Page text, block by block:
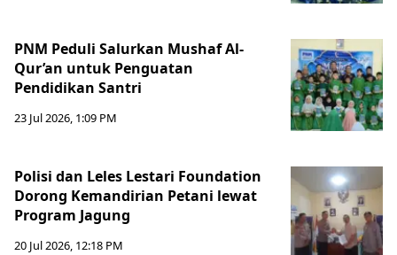
PNM Peduli Salurkan Mushaf Al-
Qur’an untuk Penguatan
Pendidikan Santri
23 Jul 2026, 1:09 PM
Polisi dan Leles Lestari Foundation
Dorong Kemandirian Petani lewat
Program Jagung
20 Jul 2026, 12:18 PM